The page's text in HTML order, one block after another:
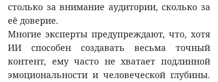
столько за внимание аудитории, сколько за
её доверие.
Многие эксперты предупреждают, что, хотя
ИИ способен создавать весьма точный
контент, ему часто не хватает подлинной
эмоциональности и человеческой глубины.